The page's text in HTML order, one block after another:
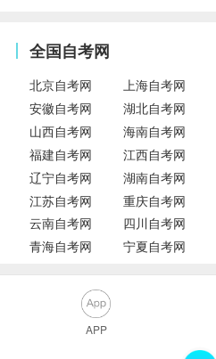
全国自考网
北京自考网 上海自考网
安徽自考网
湖北自考网
山西自考网
海南自考网
福建自考网
江西自考网
辽宁自考网
湖南自考网
江苏自考网
重庆自考网
云南自考网
四川自考网
青海自考网
宁夏自考网
APP